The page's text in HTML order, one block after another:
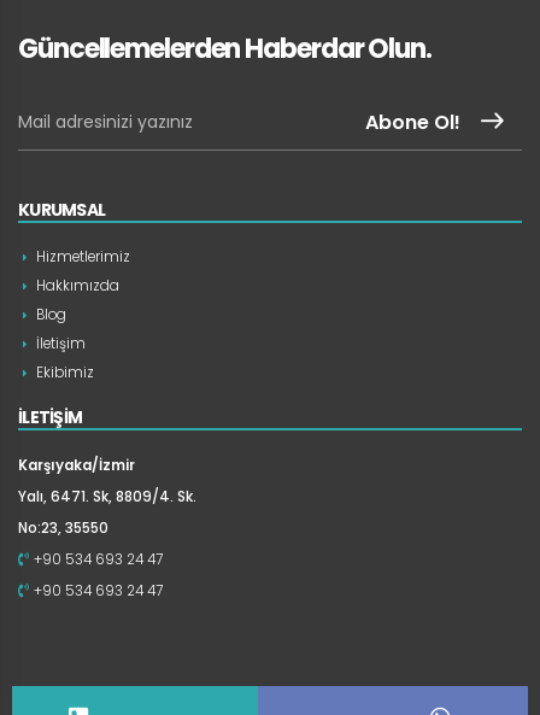
Güncellemelerden Haberdar Olun.
Abone Ol!
KURUMSAL
Hizmetlerimiz
Hakkımızda
Blog
İletişim
Ekibimiz
İLETİŞİM
Karşıyaka/İzmir
Yalı, 6471. Sk, 8809/4. Sk.
No:23, 35550
+90 534 693 24 47
+90 534 693 24 47